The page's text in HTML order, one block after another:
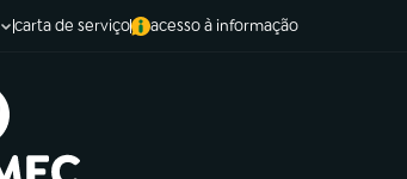
carta de serviço acesso à informação